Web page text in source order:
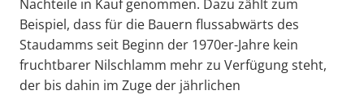
Nachteile in Kauf genommen. Dazu zählt zum
Beispiel, dass für die Bauern flussabwärts des
Staudamms seit Beginn der 1970er-Jahre kein
fruchtbarer Nilschlamm mehr zu Verfügung steht,
der bis dahin im Zuge der jährlichen